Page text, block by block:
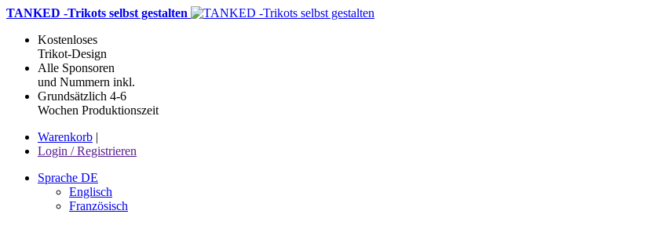
TANKED -Trikots selbst gestalten
Kostenloses
Trikot-Design
Alle Sponsoren
und Nummern inkl.
Grundsätzlich 4-6
Wochen Produktionszeit
Warenkorb |
Login / Registrieren
Sprache DE
Englisch
Französisch